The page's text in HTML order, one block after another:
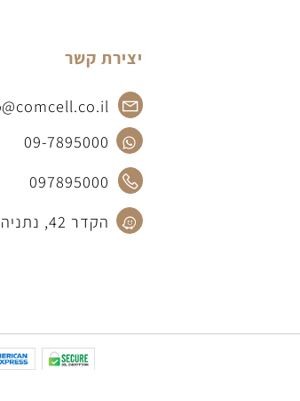
יצירת קשר
info@comcell.co.il
09-7895000